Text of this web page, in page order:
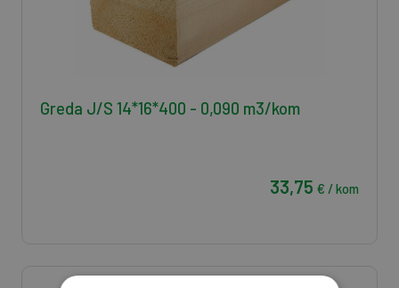
Greda J/S 14*16*400 - 0,090 m3/kom
33,75 € / kom